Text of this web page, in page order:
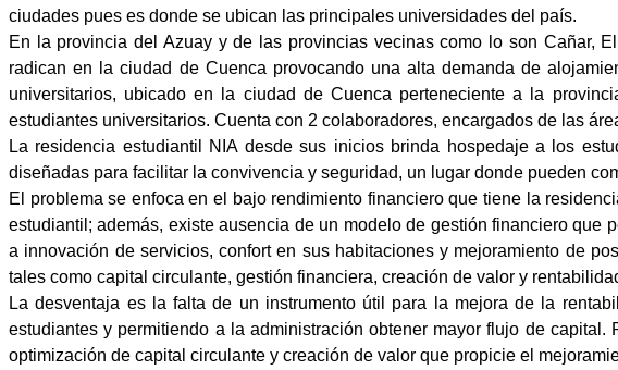
ciudades pues es donde se ubican las principales universidades del país.
En la provincia del Azuay y de las provincias vecinas como lo son Cañar,
radican en la ciudad de Cuenca provocando una alta demanda de
universitarios, ubicado en la ciudad de Cuenca perteneciente a la
estudiantes universitarios. Cuenta con 2 colaboradores, encargados de las
La residencia estudiantil NIA desde sus inicios brinda hospedaje a los
diseñadas para facilitar la convivencia y seguridad, un lugar donde pueden
El problema se enfoca en el bajo rendimiento financiero que tiene la
estudiantil; además, existe ausencia de un modelo de gestión financiero
a innovación de servicios, confort en sus habitaciones y mejoramiento de
tales como capital circulante, gestión financiera, creación de valor y
La desventaja es la falta de un instrumento útil para la mejora de la
estudiantes y permitiendo a la administración obtener mayor flujo de
optimización de capital circulante y creación de valor que propicie el